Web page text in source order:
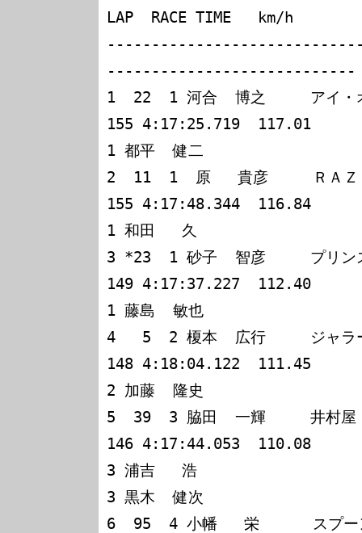
LAP  RACE TIME   km/h
----------------------------
1  22  1 河合  博之     アイ・オ
155 4:17:25.719  117.01
1 都平  健二
2  11  1  原   貴彦     ＲＡＺＯ･
155 4:17:48.344  116.84
1 和田   久
3 *23  1 砂子  智彦     プリンス
149 4:17:37.227  112.40
1 藤島  敏也
4   5  2 榎本  広行     ジャラー
148 4:18:04.122  111.45
2 加藤  隆史
5  39  3 脇田  一輝     井村屋・
146 4:17:44.053  110.08
3 浦吉   浩
3 黒木  健次
6  95  4 小幡   栄      スプー